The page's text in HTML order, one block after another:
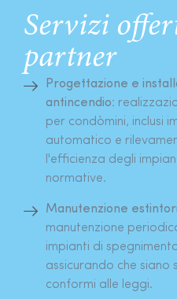
Servizi
partner
Progettazione e
antincendio:
per condòmini, inclusi
automatico e
l'efficienza degli
normative.
Manutenzione
manutenzione
impianti di
assicurando che siano
conformi alle leggi.